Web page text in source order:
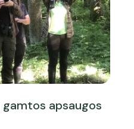
apsaugos